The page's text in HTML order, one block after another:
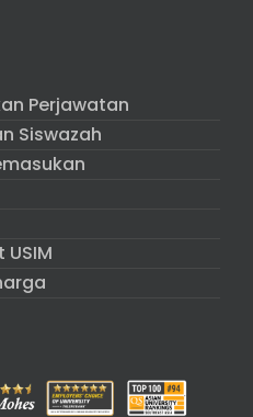
Perjawatan
Siswazah